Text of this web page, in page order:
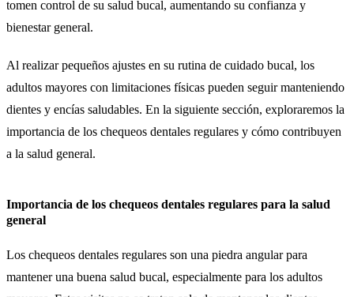
tomen control de su salud bucal, aumentando su confianza y
bienestar general.
Al realizar pequeños ajustes en su rutina de cuidado bucal, los
adultos mayores con limitaciones físicas pueden seguir manteniendo
dientes y encías saludables. En la siguiente sección, exploraremos la
importancia de los chequeos dentales regulares y cómo contribuyen
a la salud general.
Importancia de los chequeos dentales regulares para la salud
general
Los chequeos dentales regulares son una piedra angular para
mantener una buena salud bucal, especialmente para los adultos